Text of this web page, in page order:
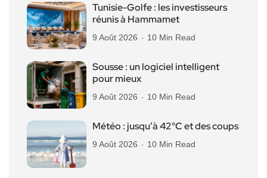
Tunisie-Golfe : les investisseurs
réunis à Hammamet
9 Août 2026 10 Min Read
Sousse : un logiciel intelligent
pour mieux
9 Août 2026 10 Min Read
Météo : jusqu’à 42°C et des coups
9 Août 2026 10 Min Read